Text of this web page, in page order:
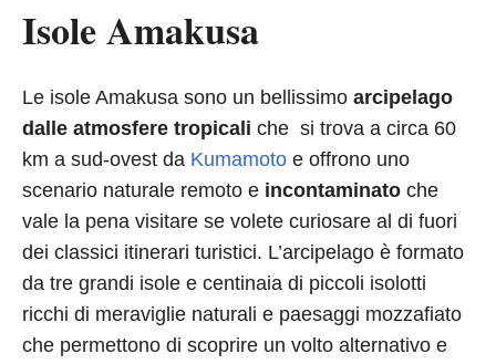
Isole Amakusa
Le isole Amakusa sono un bellissimo arcipelago
dalle atmosfere tropicali che si trova a circa 60
km a sud-ovest da Kumamoto e offrono uno
scenario naturale remoto e incontaminato che
vale la pena visitare se volete curiosare al di fuori
dei classici itinerari turistici. L’arcipelago è formato
da tre grandi isole e centinaia di piccoli isolotti
ricchi di meraviglie naturali e paesaggi mozzafiato
che permettono di scoprire un volto alternativo e